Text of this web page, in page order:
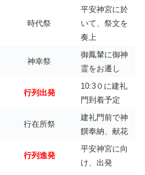
時代祭
平安神宮に於
いて、祭文を
奏上
神幸祭
御鳳輦に御神
霊をお遷し
行列出発
10:3０に建礼
門到着予定
行在所祭
建礼門前で神
饌奉納、献花
行列進発
平安神宮に向
け、出発